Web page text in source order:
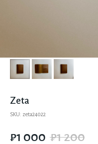
Zeta
SKU: zeta24022
₽1 000 ₽1 200